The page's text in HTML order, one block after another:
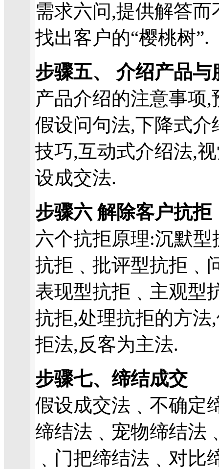
需求六问,提供解答而
找出客户的“樱桃树”.
步骤五、 介绍产品与
产品介绍的注意事项,
假设问句法,下降式介
技巧,互动式介绍法,
设成交法.
步骤六 解除客户抗拒
六个抗拒原理:沉默
抗拒﹑批评型抗拒﹑
表现型抗拒﹑主观型
抗拒,处理抗拒的方法
拒法,反客为主法.
步骤七、缔结成交
假设成交法﹑不确定
缔结法﹑宠物缔结法
﹑门把缔结法﹑对比